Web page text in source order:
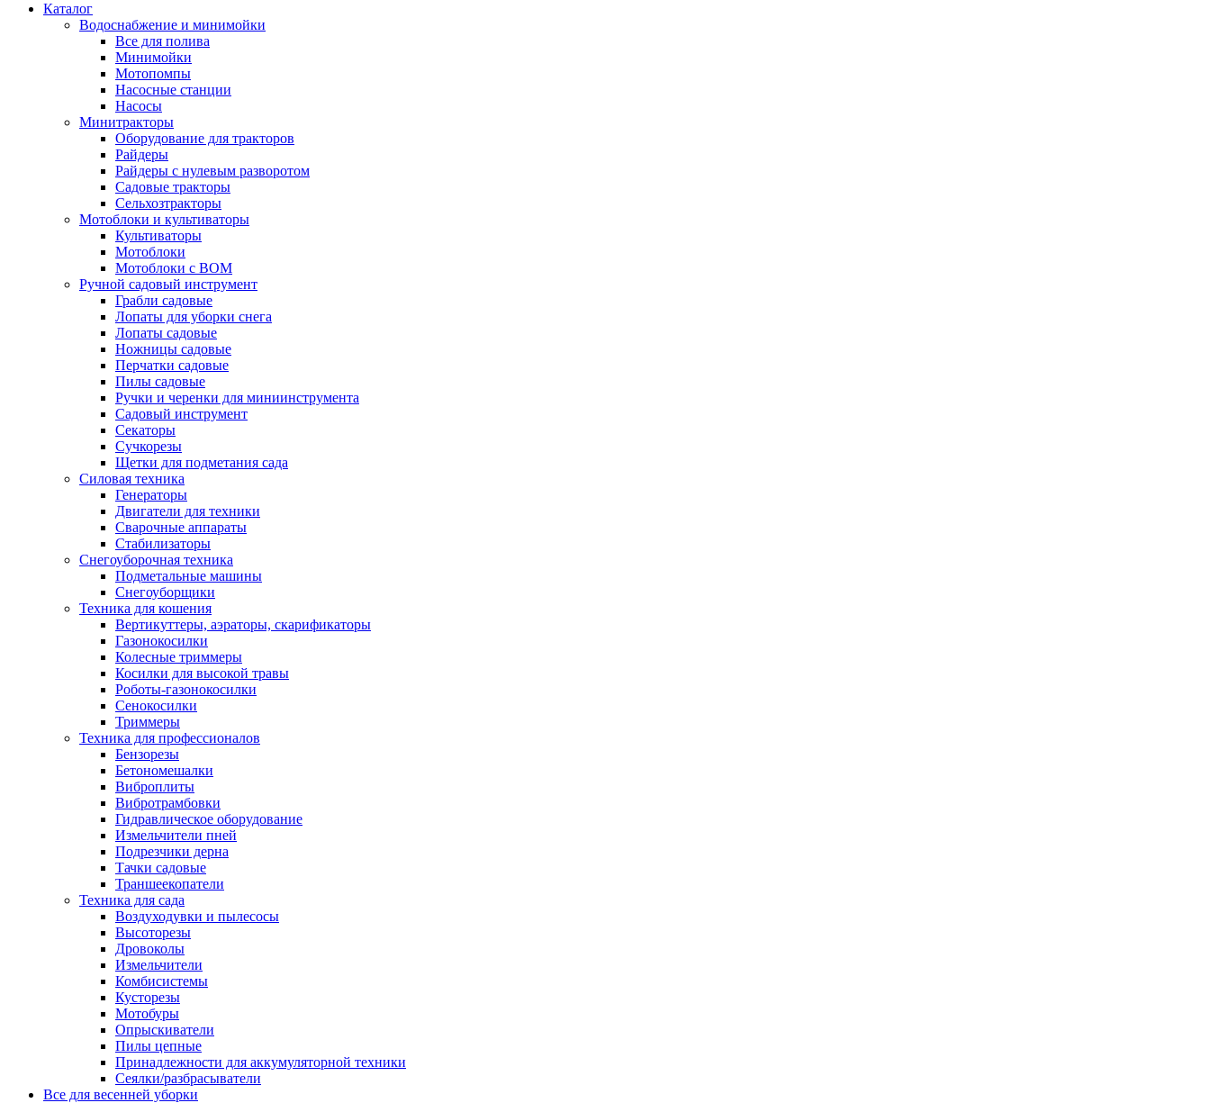
Каталог
Водоснабжение и минимойки
Все для полива
Минимойки
Мотопомпы
Насосные станции
Насосы
Минитракторы
Оборудование для тракторов
Райдеры
Райдеры с нулевым разворотом
Садовые тракторы
Сельхозтракторы
Мотоблоки и культиваторы
Культиваторы
Мотоблоки
Мотоблоки с ВОМ
Ручной садовый инструмент
Грабли садовые
Лопаты для уборки снега
Лопаты садовые
Ножницы садовые
Перчатки садовые
Пилы садовые
Ручки и черенки для миниинструмента
Садовый инструмент
Секаторы
Сучкорезы
Щетки для подметания сада
Силовая техника
Генераторы
Двигатели для техники
Сварочные аппараты
Стабилизаторы
Снегоуборочная техника
Подметальные машины
Снегоуборщики
Техника для кошения
Вертикуттеры, аэраторы, скарификаторы
Газонокосилки
Колесные триммеры
Косилки для высокой травы
Роботы-газонокосилки
Сенокосилки
Триммеры
Техника для профессионалов
Бензорезы
Бетономешалки
Виброплиты
Вибротрамбовки
Гидравлическое оборудование
Измельчители пней
Подрезчики дерна
Тачки садовые
Траншеекопатели
Техника для сада
Воздуходувки и пылесосы
Высоторезы
Дровоколы
Измельчители
Комбисистемы
Кусторезы
Мотобуры
Опрыскиватели
Пилы цепные
Принадлежности для аккумуляторной техники
Сеялки/разбрасыватели
Все для весенней уборки